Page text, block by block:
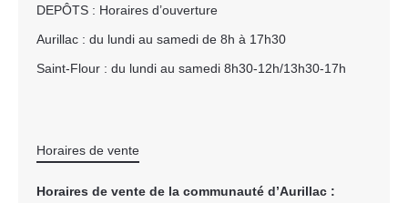
DEPÔTS : Horaires d’ouverture
Aurillac : du lundi au samedi de 8h à 17h30
Saint-Flour : du lundi au samedi 8h30-12h/13h30-17h
Horaires de vente
Horaires de vente de la communauté d’Aurillac :